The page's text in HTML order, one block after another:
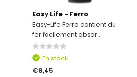
Easy Life - Ferro
Easy-Life Ferro contient du
fer facilement absor...
En stock
€8,45